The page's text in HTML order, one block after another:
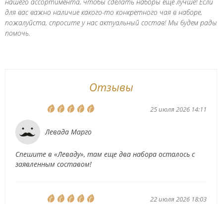
для вас важно наличие какого-то конкретного чая в наборе,
пожалуйста, спросите у нас актуальный состав! Мы будем рады
помочь.
Отзывы
25 июля 2026 14:11
Левада Марго
Спешите в «Леваду», там еще два набора осталось с
заявленным составом!
22 июля 2026 18:03